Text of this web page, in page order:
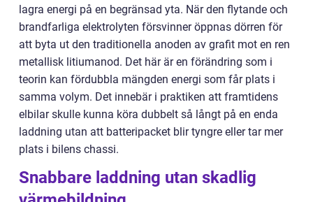
lagra energi på en begränsad yta. När den flytande och
brandfarliga elektrolyten försvinner öppnas dörren för
att byta ut den traditionella anoden av grafit mot en ren
metallisk litiumanod. Det här är en förändring som i
teorin kan fördubbla mängden energi som får plats i
samma volym. Det innebär i praktiken att framtidens
elbilar skulle kunna köra dubbelt så långt på en enda
laddning utan att batteripacket blir tyngre eller tar mer
plats i bilens chassi.
Snabbare laddning utan skadlig